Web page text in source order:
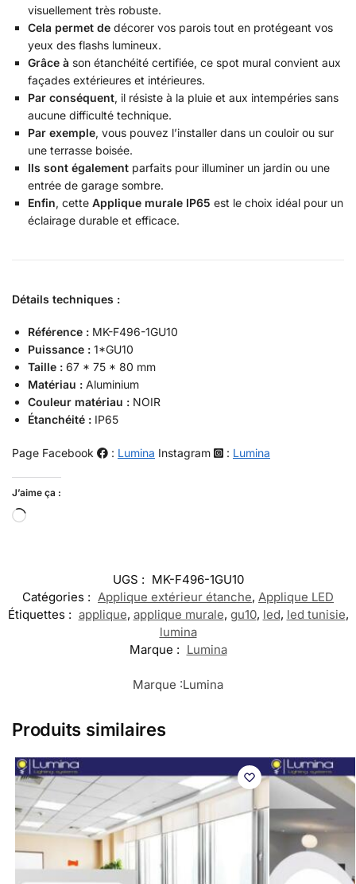
visuellement très robuste.
Cela permet de décorer vos parois tout en protégeant vos
yeux des flashs lumineux.
Grâce à son étanchéité certifiée, ce spot mural convient aux
façades extérieures et intérieures.
Par conséquent, il résiste à la pluie et aux intempéries sans
aucune difficulté technique.
Par exemple, vous pouvez l’installer dans un couloir ou sur
une terrasse boisée.
Ils sont également parfaits pour illuminer un jardin ou une
entrée de garage sombre.
Enfin, cette Applique murale IP65 est le choix idéal pour un
éclairage durable et efficace.
Détails techniques :
Référence : MK-F496-1GU10
Puissance : 1*GU10
Taille : 67 * 75 * 80 mm
Matériau : Aluminium
Couleur matériau : NOIR
Étanchéité : IP65
Page Facebook : Lumina Instagram : Lumina
J’aime ça :
UGS : MK-F496-1GU10
Catégories : Applique extérieur étanche, Applique LED
Étiquettes : applique, applique murale, gu10, led, led tunisie,
lumina
Marque : Lumina
Marque :Lumina
Produits similaires